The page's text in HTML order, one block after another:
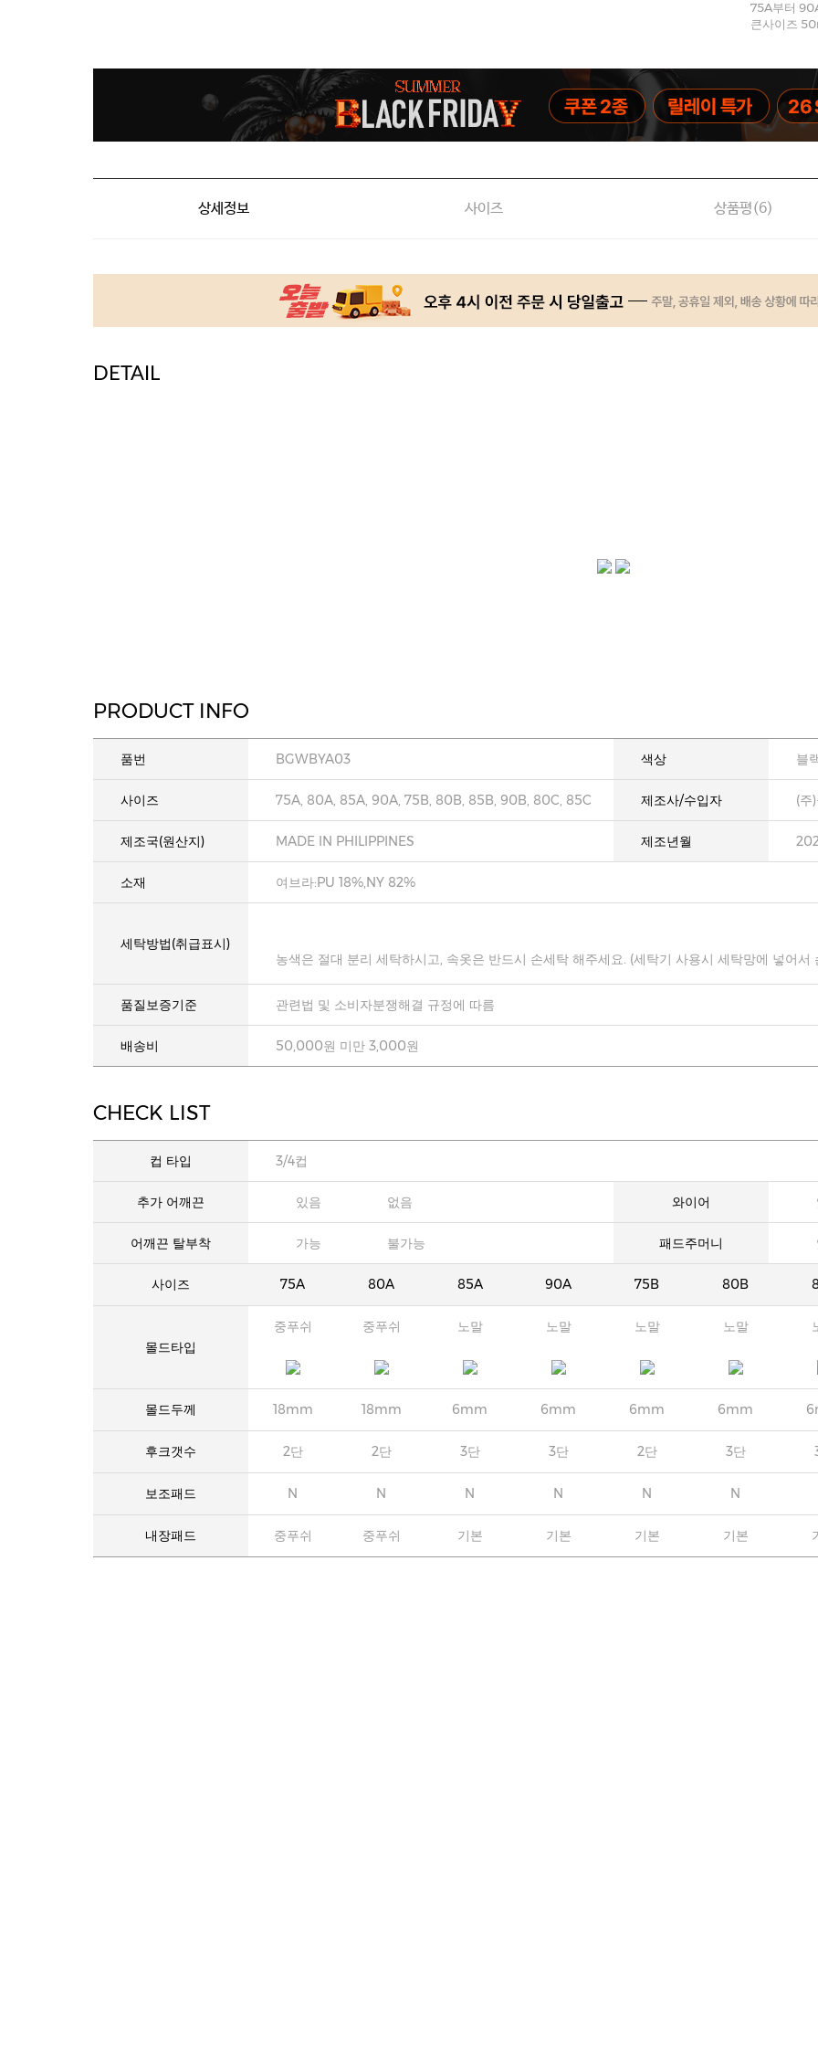
75A부터
큰사이즈
상세정보 사이즈 상품평(6)
DETAIL
PRODUCT INFO
품번 BGWBYA03 색상 블
사이즈 75A, 80A, 85A, 90A, 75B, 80B, 85B, 90B, 80C, 85C 제조사/수입자 (주
제조국(원산지) MADE IN PHILIPPINES 제조년월
소재 여브라:PU 18%,NY 82%
세탁방법(취급표시)
농색은 절대 분리 세탁하시고, 속옷은 반드시 손세탁 해주세요. (세탁기 사용시 세탁망에 넣어서
품질보증기준 관련법 및 소비자분쟁해결 규정에 따름
배송비 50,000원 미만 3,000원
CHECK LIST
컵 타입 3/4컵
추가 어깨끈 있음 없음 와이어
어깨끈 탈부착 가능 불가능 패드주머니
사이즈 75A 80A 85A 90A 75B 80B
몰드타입
중푸쉬 중푸쉬 노말 노말 노말 노말
몰드두께 18mm 18mm 6mm 6mm 6mm 6mm
후크갯수 2단 2단 3단 3단 2단 3단
보조패드 N N N N N N
내장패드 중푸쉬 중푸쉬 기본 기본 기본 기본